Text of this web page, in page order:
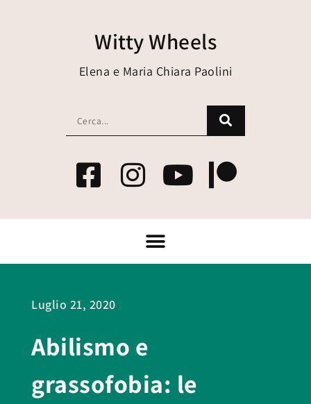
Witty Wheels
Elena e Maria Chiara Paolini
Luglio 21, 2020
Abilismo e
grassofobia: le